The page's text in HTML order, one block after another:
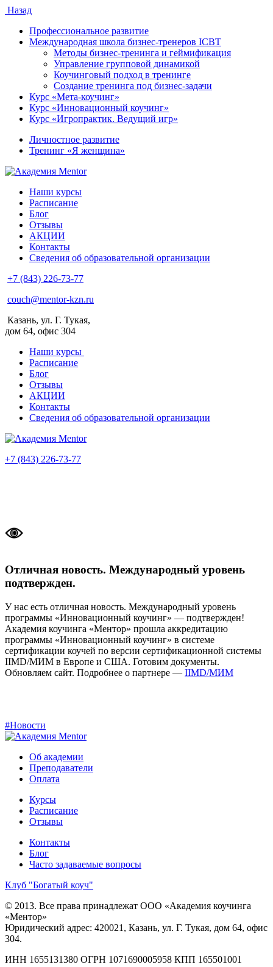
Назад
Профессиональное развитие
Международная школа бизнес-тренеров ICBT
Методы бизнес-тренинга и геймификация
Управление групповой динамикой
Коучинговый подход в тренинге
Создание тренинга под бизнес-задачи
Курс «Мета-коучинг»
Курс «Инновационный коучинг»
Курс «Игропрактик. Ведущий игр»
Личностное развитие
Тренинг «Я женщина»
Наши курсы
Расписание
Блог
Отзывы
АКЦИИ
Контакты
Сведения об образовательной организации
+7 (843) 226-73-77
couch@mentor-kzn.ru
Казань, ул. Г. Тукая,
дом 64, офис 304
Наши курсы
Расписание
Блог
Отзывы
АКЦИИ
Контакты
Сведения об образовательной организации
+7 (843) 226-73-77
Отличная новость. Международный уровень
подтвержден.
У нас есть отличная новость. Международный уровень
программы «Инновационный коучинг» — подтвержден!
Академия коучинга «Ментор» прошла аккредитацию
программы «Инновационный коучинг» в системе
сертификации коучей по версии сертификационной системы
IIMD/МИМ в Европе и США. Готовим документы.
Обновляем сайт. Подробнее о партнере — IIMD/МИМ
#Новости
Об академии
Преподаватели
Оплата
Курсы
Расписание
Отзывы
Контакты
Блог
Часто задаваемые вопросы
Клуб "Богатый коуч"
© 2013. Все права принадлежат ООО «Академия коучинга
«Ментор»
Юридический адрес: 420021, Казань, ул. Г. Тукая, дом 64, офис
304.
ИНН 1655131380 ОГРН 1071690005958 КПП 165501001